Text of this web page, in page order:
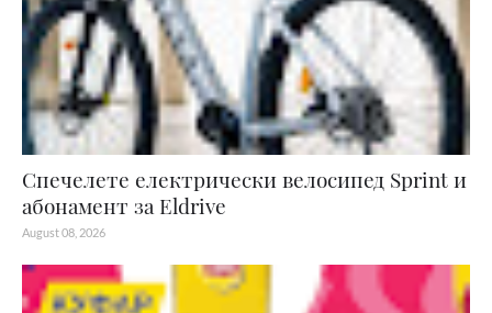
Спечелете електрически велосипед Sprint и
абонамент за Eldrive
August 08, 2026